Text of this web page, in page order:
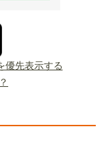
優先表示する